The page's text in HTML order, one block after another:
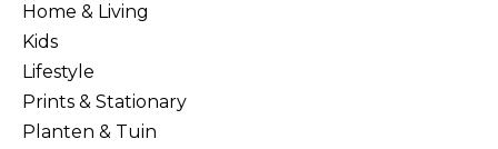
Home & Living
Kids
Lifestyle
Prints & Stationary
Planten & Tuin